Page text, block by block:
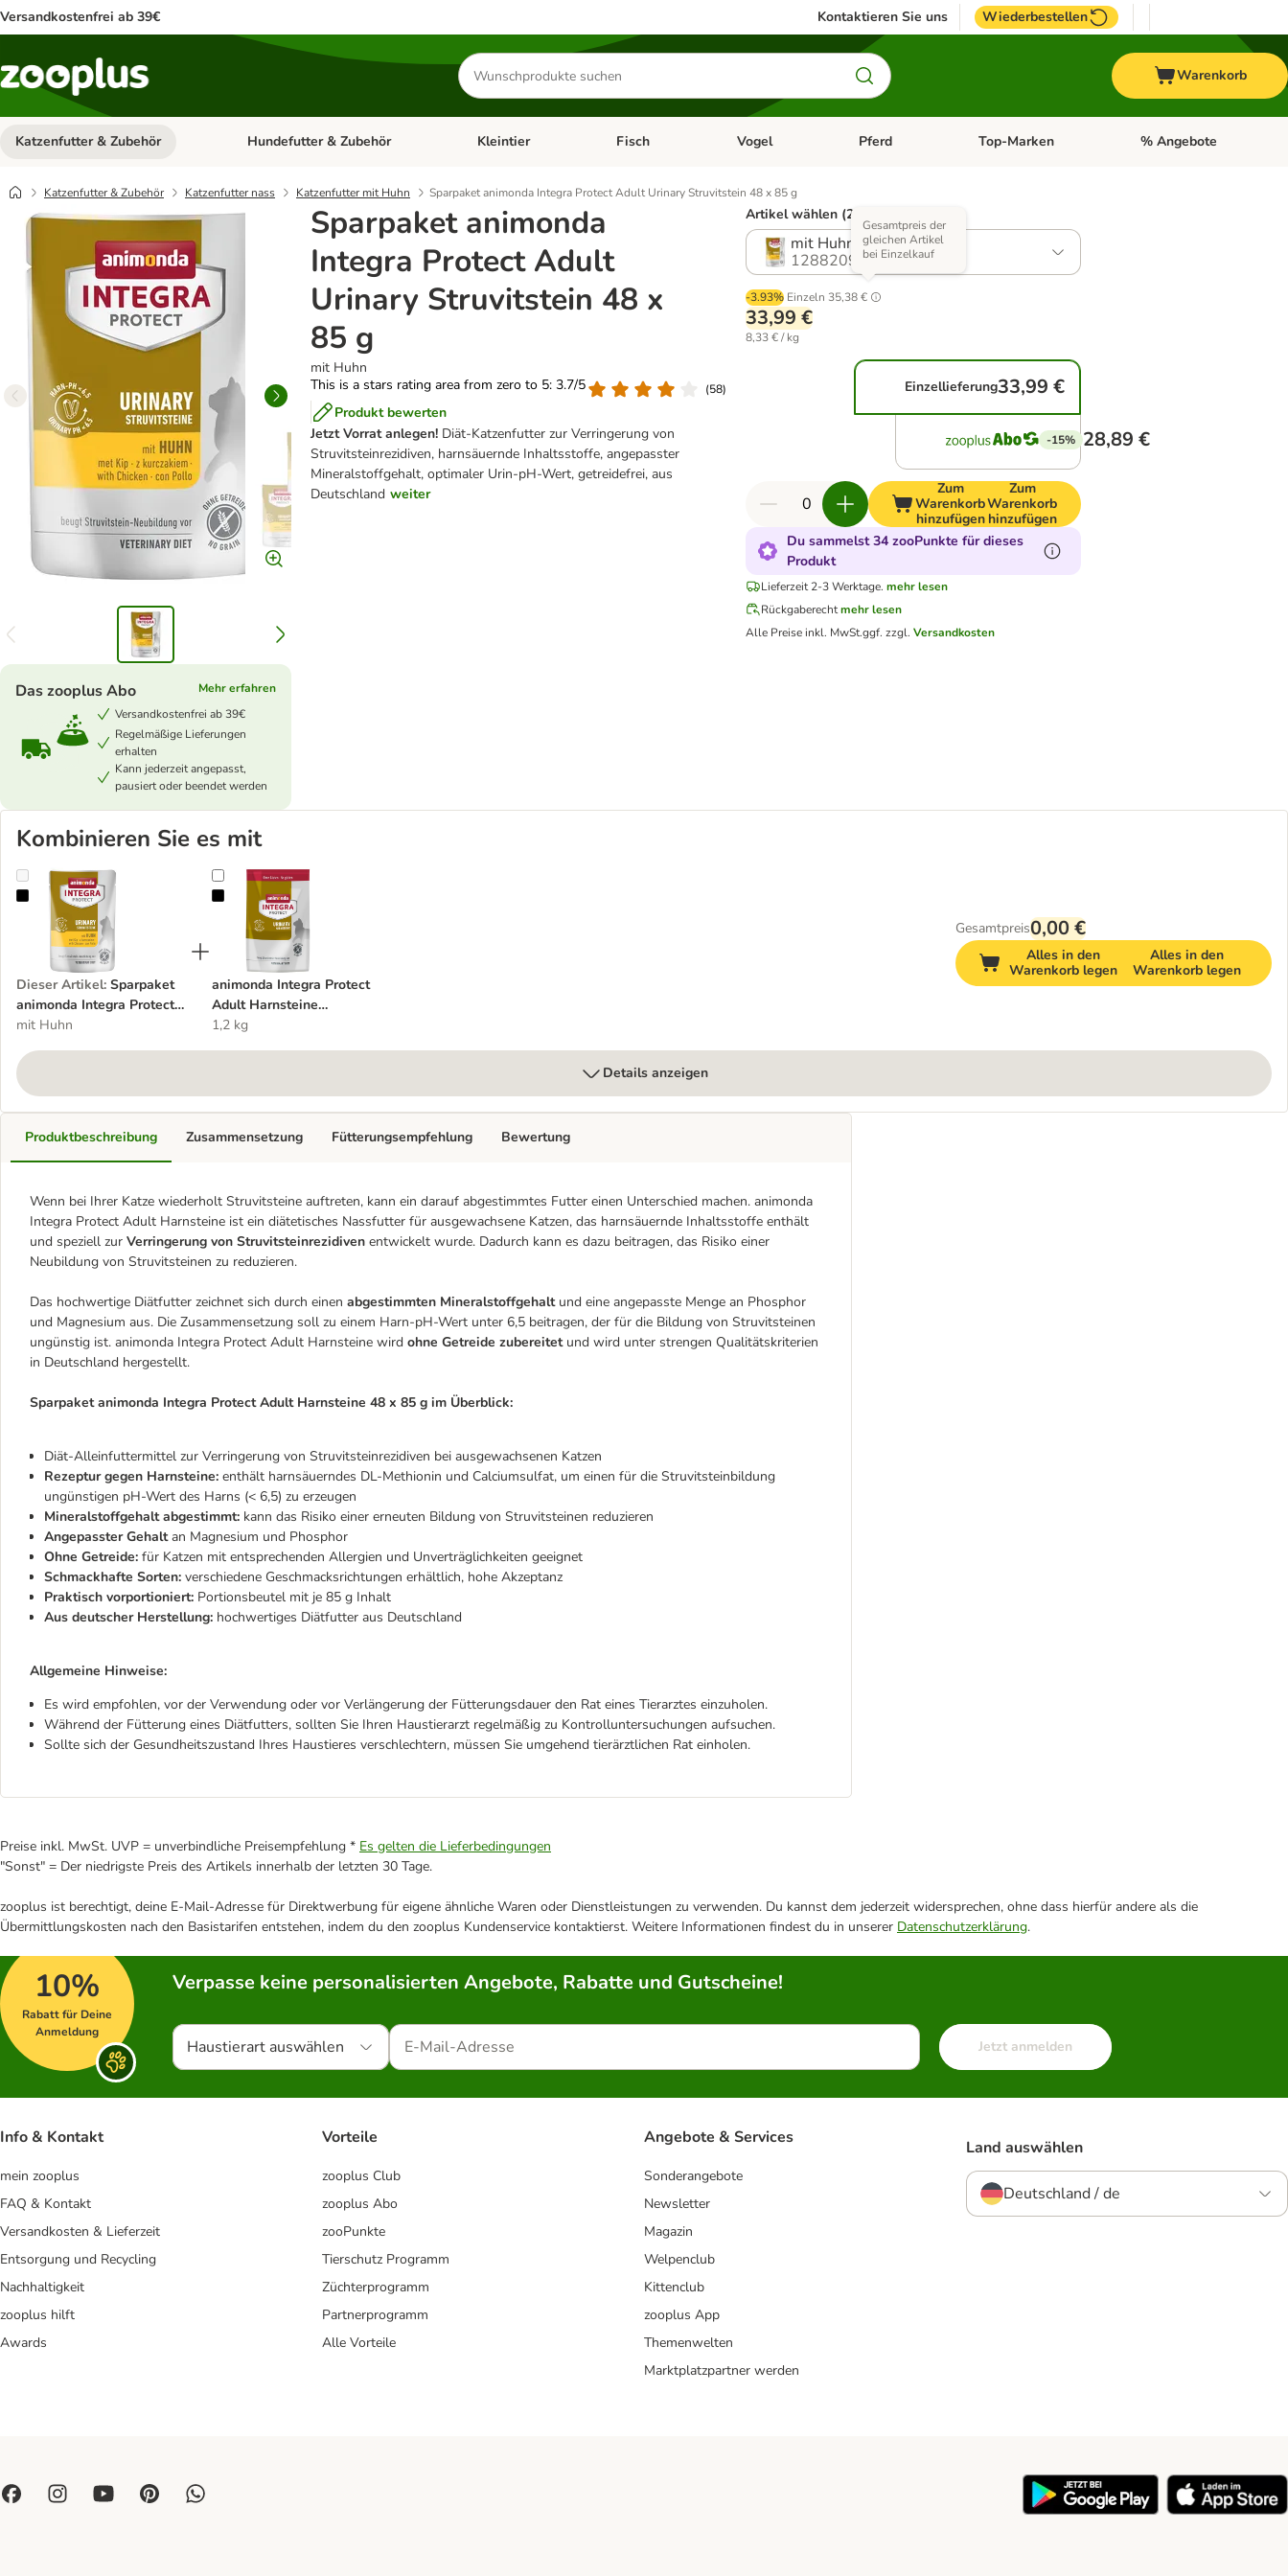
Versandkostenfrei ab 39€ Kontaktieren Sie uns Wiederbestellen
Produkte
suchen
Warenkorb
Katzenfutter & Zubehör Kategorie-Menü öffnen: Katzenfutter & Zubehör
Hundefutter & Zubehör Kategorie-Menü öffnen: Hundefutter & Zubehör
Kleintier Kategorie-Menü öffnen: Kleintier
Fisch Kategorie-Menü öffnen: Fisch
Vogel Kategorie-Menü öffnen: Vogel
Pferd Kategorie-Menü öffnen: Pferd
Top-Marken Kategorie-Menü öffnen:
% Angebote
Katzenfutter & Zubehör Katzenfutter nass Katzenfutter mit Huhn Sparpaket animonda Integra Protect Adult Urinary Struvitstein 48 x 85 g
Sparpaket animonda
Integra Protect Adult
Urinary Struvitstein 48 x
85 g
mit Huhn
This is a stars rating area from zero to 5: 3.7/5
(58)
Produkt bewerten
Jetzt Vorrat anlegen! Diät-Katzenfutter zur Verringerung von
Struvitsteinrezidiven, harnsäuernde Inhaltsstoffe, angepasster
Mineralstoffgehalt, optimaler Urin-pH-Wert, getreidefrei, aus
Deutschland weiter
Das zooplus Abo
Mehr erfahren
Versandkostenfrei ab 39€
Regelmäßige Lieferungen
erhalten
Kann jederzeit angepasst,
pausiert oder beendet werden
Artikel wählen (2 Varianten)
mit Huhn
1288209.0
-3.93% Einzeln 35,38 €
Gesamtpreis der
gleichen Artikel
bei Einzelkauf
33,99 €
8,33 € / kg
Einzellieferung33,99 €
-15% 28,89 €
Zum
Warenkorb
hinzufügen
Zum
Warenkorb
hinzufügen
Du sammelst 34 zooPunkte für dieses
Produkt
Lieferzeit 2-3 Werktage. mehr lesen
Rückgaberechtmehr lesen
Alle Preise inkl. MwSt.ggf. zzgl. Versandkosten
Kombinieren Sie es mit
Sparpaket animonda Integra Protect Adult Urinary Struvitstein 48 x 85 g
Dieser Artikel: Sparpaket
animonda Integra Protect
Adult Urinary Struvitstein
mit Huhn
animonda Integra Protect Adult Harnsteine Trockenfutter
animonda Integra Protect
Adult Harnsteine
Trockenfutter
1,2 kg
Gesamtpreis0,00 €
Alles in den
Warenkorb legen
Alles in den
Warenkorb legen
Details anzeigen
Produktbeschreibung
Wenn bei Ihrer Katze wiederholt Struvitsteine auftreten, kann ein darauf abgestimmtes Futter einen Unterschied machen. animonda
Integra Protect Adult Harnsteine ist ein diätetisches Nassfutter für ausgewachsene Katzen, das harnsäuernde Inhaltsstoffe enthält
und speziell zur Verringerung von Struvitsteinrezidiven entwickelt wurde. Dadurch kann es dazu beitragen, das Risiko einer
Neubildung von Struvitsteinen zu reduzieren.
Das hochwertige Diätfutter zeichnet sich durch einen abgestimmten Mineralstoffgehaltund eine angepasste Menge an Phosphor
und Magnesium aus. Die Zusammensetzung soll zu einem Harn-pH-Wert unter 6,5 beitragen, der für die Bildung von Struvitsteinen
ungünstig ist. animonda Integra Protect Adult Harnsteine wird ohne Getreide zubereitetund wird unter strengen Qualitätskriterien
in Deutschland hergestellt.
Sparpaket animonda Integra Protect Adult Harnsteine 48 x 85 g im Überblick:
Diät-Alleinfuttermittel zur Verringerung von Struvitsteinrezidiven bei ausgewachsenen Katzen
Rezeptur gegen Harnsteine: enthält harnsäuerndes DL-Methionin und Calciumsulfat, um einen für die Struvitsteinbildung
ungünstigen pH-Wert des Harns (< 6,5) zu erzeugen
Mineralstoffgehalt abgestimmt: kann das Risiko einer erneuten Bildung von Struvitsteinen reduzieren
Angepasster Gehaltan Magnesium und Phosphor
Ohne Getreide: für Katzen mit entsprechenden Allergien und Unverträglichkeiten geeignet
Schmackhafte Sorten: verschiedene Geschmacksrichtungen erhältlich, hohe Akzeptanz
Praktisch vorportioniert: Portionsbeutel mit je 85 g Inhalt
Aus deutscher Herstellung: hochwertiges Diätfutter aus Deutschland
Allgemeine Hinweise:
Es wird empfohlen, vor der Verwendung oder vor Verlängerung der Fütterungsdauer den Rat eines Tierarztes einzuholen.
Während der Fütterung eines Diätfutters, sollten Sie Ihren Haustierarzt regelmäßig zu Kontrolluntersuchungen aufsuchen.
Sollte sich der Gesundheitszustand Ihres Haustieres verschlechtern, müssen Sie umgehend tierärztlichen Rat einholen.
Zusammensetzung Fütterungsempfehlung Bewertung
Preise inkl. MwSt. UVP = unverbindliche Preisempfehlung * Es gelten die Lieferbedingungen
"Sonst" = Der niedrigste Preis des Artikels innerhalb der letzten 30 Tage.
zooplus ist berechtigt, deine E-Mail-Adresse für Direktwerbung für eigene ähnliche Waren oder Dienstleistungen zu verwenden. Du kannst dem jederzeit widersprechen, ohne dass hierfür andere als die
Übermittlungskosten nach den Basistarifen entstehen, indem du den zooplus Kundenservice kontaktierst. Weitere Informationen findest du in unserer Datenschutzerklärung.
10%
Rabatt für Deine
Anmeldung
Verpasse keine personalisierten Angebote, Rabatte und Gutscheine!
Haustierart auswählen Jetzt anmelden
Info & Kontakt
mein zooplus
FAQ & Kontakt
Versandkosten & Lieferzeit
Entsorgung und Recycling
Nachhaltigkeit
zooplus hilft
Awards
Vorteile
zooplus Club
zooplus Abo
zooPunkte
Tierschutz Programm
Züchterprogramm
Partnerprogramm
Alle Vorteile
Angebote & Services
Sonderangebote
Newsletter
Magazin
Welpenclub
Kittenclub
zooplus App
Themenwelten
Marktplatzpartner werden
Land auswählen
Deutschland / de